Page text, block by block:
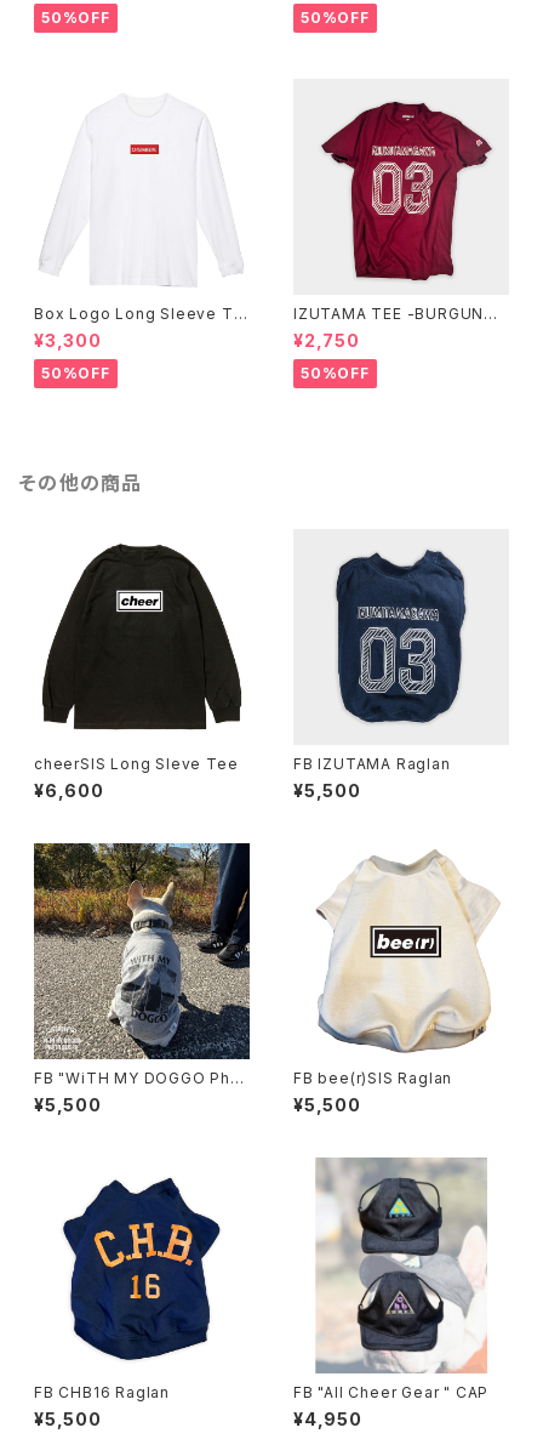
50%OFF 50%OFF
Box Logo Long Sleeve Te
e -White-
¥3,300
50%OFF
IZUTAMA TEE -BURGUNDY
-
¥2,750
50%OFF
その他の商品
cheerSIS Long Sleve Tee
¥6,600
FB IZUTAMA Raglan
¥5,500
FB "WiTH MY DOGGO Phot
o" Raglan
¥5,500
FB bee(r)SIS Raglan
¥5,500
FB CHB16 Raglan
¥5,500
FB "All Cheer Gear " CAP
¥4,950